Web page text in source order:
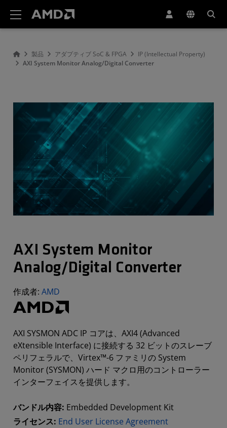
製品 アダプティブ SoC & FPGA
IP (Intellectual Property)
AXI System Monitor Analog/Digital Converter
AXI System Monitor
Analog/Digital Converter
作成者: AMD
AXI SYSMON ADC IP コアは、AXI4 (Advanced
eXtensible Interface) に接続する 32 ビットのスレーブ
ペリフェラルで、Virtex™-6 ファミリの System
Monitor (SYSMON) ハード マクロ用のコントローラー
インターフェイスを提供します。
バンドル内容: Embedded Development Kit
ライセンス: End User License Agreement